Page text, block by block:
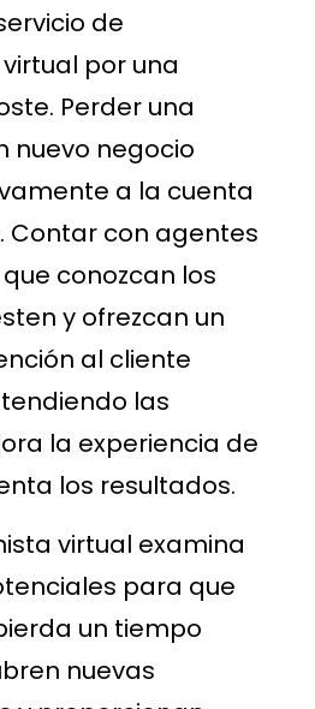
de
por una
Perder una
nuevo negocio
a la cuenta
Contar con agentes
conozcan los
y ofrezcan un
al cliente
las
la experiencia de
los resultados.
virtual examina
para que
un tiempo
nuevas